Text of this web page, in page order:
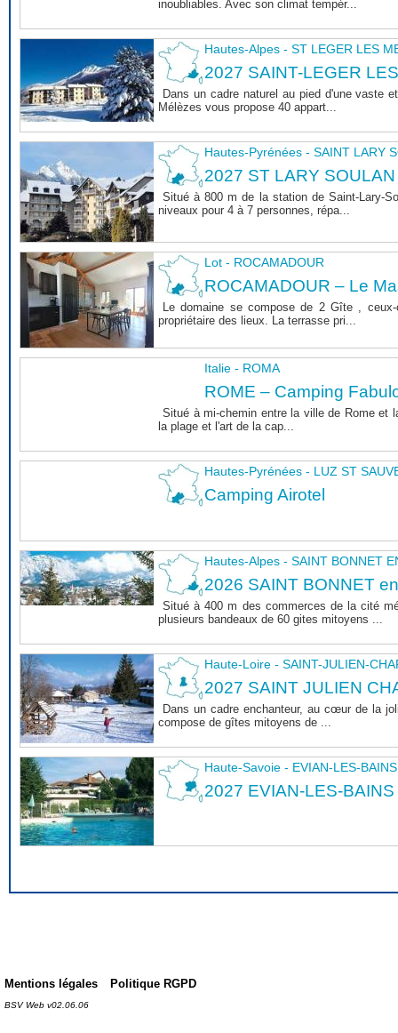
inoubliables. Avec son climat tempér...
Hautes-Alpes - ST LEGER LES
2027 SAINT-LEGER
Dans un cadre naturel au pied d'une vaste
Mélèzes vous propose 40 appart...
Hautes-Pyrénées - SAINT LARY
2027 ST LARY SOULAN
Situé à 800 m de la station de Saint-Lary-
niveaux pour 4 à 7 personnes, répa...
Lot - ROCAMADOUR
ROCAMADOUR – Le
Le domaine se compose de 2 Gîte ,
propriétaire des lieux. La terrasse pri...
Italie - ROMA
ROME – Camping
Situé à mi-chemin entre la ville de Rome et
la plage et l'art de la cap...
Hautes-Pyrénées - LUZ ST
Camping Airotel
Hautes-Alpes - SAINT BONNET
2026 SAINT BONNET
Situé à 400 m des commerces de la cité
plusieurs bandeaux de 60 gites mitoyens ...
Haute-Loire - SAINT-JULIEN-
2027 SAINT JULIEN
Dans un cadre enchanteur, au cœur de la
compose de gîtes mitoyens de ...
Haute-Savoie - EVIAN-LES-BAINS
2027 EVIAN-LES-BAINS
Mentions légales Politique RGPD
BSV Web v02.06.06